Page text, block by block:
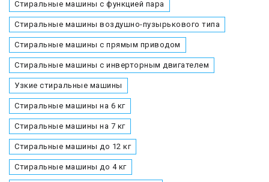
Стиральные машины с функцией пара
Стиральные машины воздушно-пузырькового типа
Стиральные машины с прямым приводом
Стиральные машины с инверторным двигателем
Узкие стиральные машины
Стиральные машины на 6 кг
Стиральные машины на 7 кг
Стиральные машины до 12 кг
Стиральные машины до 4 кг